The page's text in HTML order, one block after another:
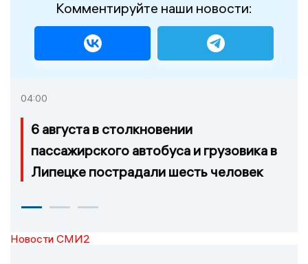
Комментируйте наши новости:
04:00
6 августа в столкновении
пассажирского автобуса и грузовика в
Липецке пострадали шесть человек
Новости СМИ2